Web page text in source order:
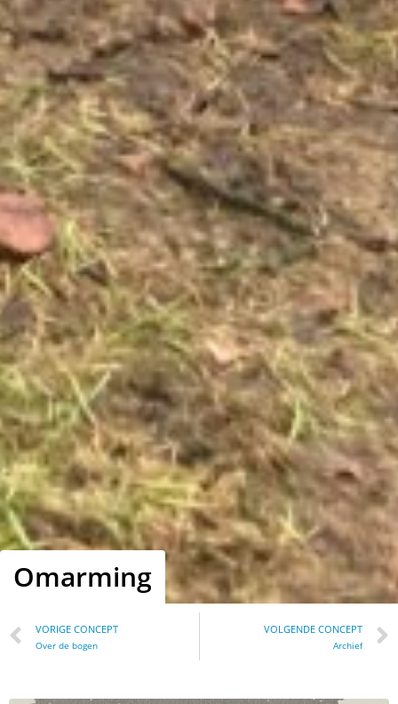
Omarming
VORIGE CONCEPT
Over de bogen
VOLGENDE CONCEPT
Archief